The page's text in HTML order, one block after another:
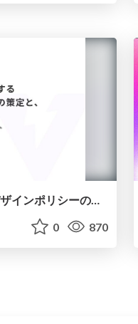
0 870